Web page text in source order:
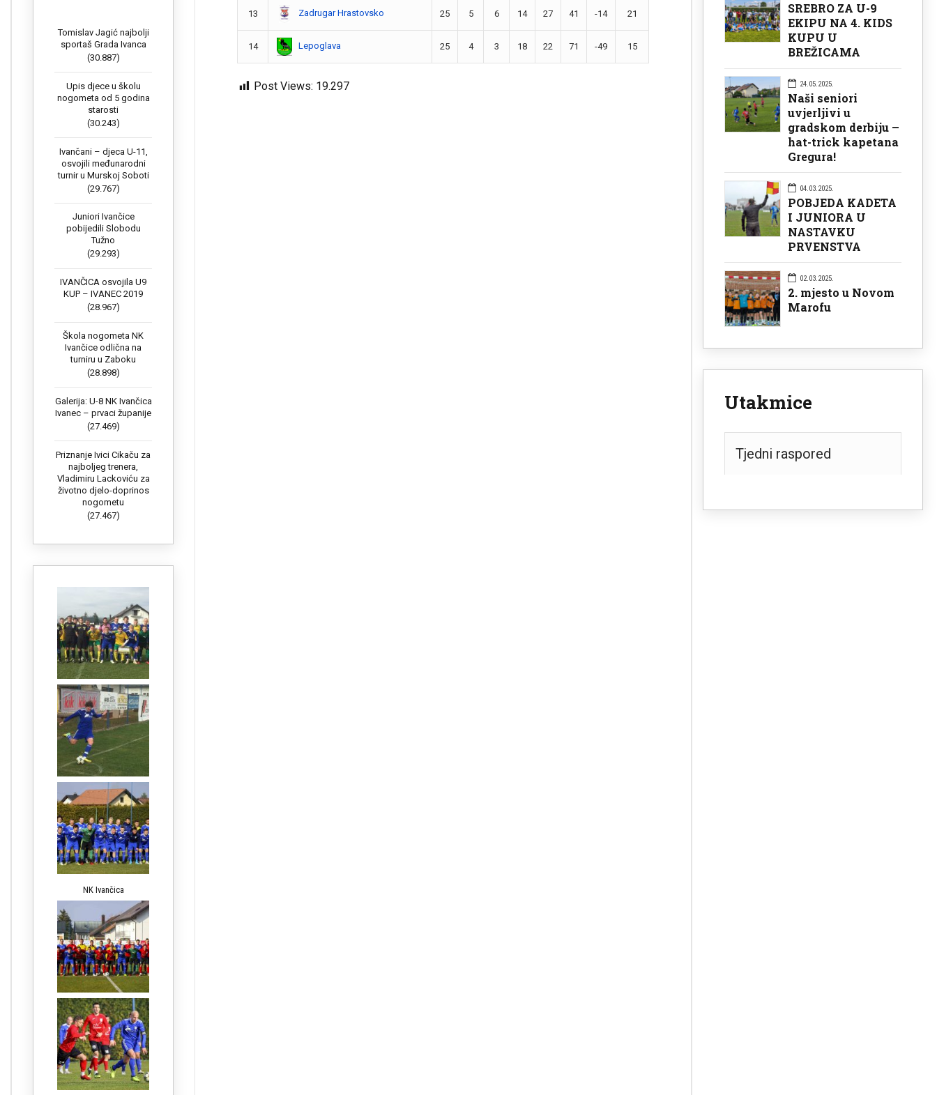
Tomislav Jagić najbolji
sportaš Grada Ivanca
(30.887)
Upis djece u školu
nogometa od 5 godina
starosti
(30.243)
Ivančani – djeca U-11,
osvojili međunarodni
turnir u Murskoj Soboti
(29.767)
Juniori Ivančice
pobijedili Slobodu
Tužno
(29.293)
IVANČICA osvojila U9
KUP – IVANEC 2019
(28.967)
Škola nogometa NK
Ivančice odlična na
turniru u Zaboku
(28.898)
Galerija: U-8 NK Ivančica
Ivanec – prvaci županije
(27.469)
Priznanje Ivici Cikaču za
najboljeg trenera,
Vladimiru Lackoviću za
životno djelo-doprinos
nogometu
(27.467)
NK Ivančica
13 Zadrugar Hrastovsko 25 5 6 14 27 41 -14 21
14 Lepoglava 25 4 3 18 22 71 -49 15
Post Views: 19.297
SREBRO ZA U-9
EKIPU NA 4. KIDS
KUPU U
BREŽICAMA
24.05.2025.
Naši seniori
uvjerljivi u
gradskom derbiju –
hat-trick kapetana
Gregura!
04.03.2025.
POBJEDA KADETA
I JUNIORA U
NASTAVKU
PRVENSTVA
02.03.2025.
2. mjesto u Novom
Marofu
Utakmice
Tjedni raspored